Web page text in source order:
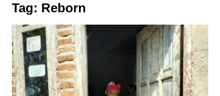
Tag: Reborn